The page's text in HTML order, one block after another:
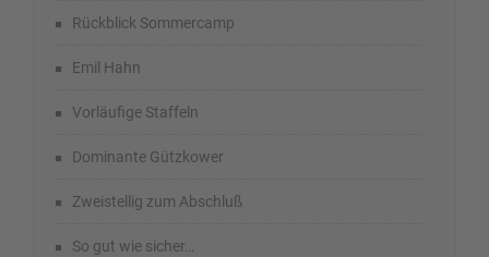
Rückblick Sommercamp
Emil Hahn
Vorläufige Staffeln
Dominante Gützkower
Zweistellig zum Abschluß
So gut wie sicher…